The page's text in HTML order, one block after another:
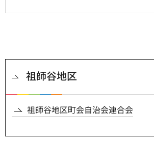
祖師谷地区
祖師谷地区町会自治会連合会